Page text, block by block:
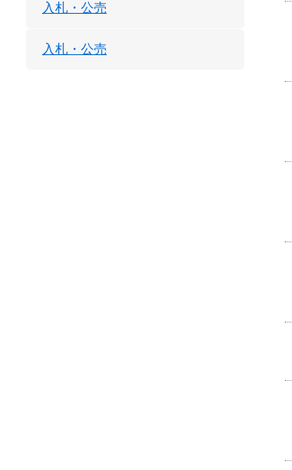
入札・公売
入札・公売